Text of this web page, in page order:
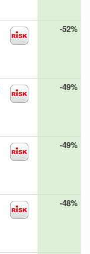
-52%
-49%
-49%
-48%